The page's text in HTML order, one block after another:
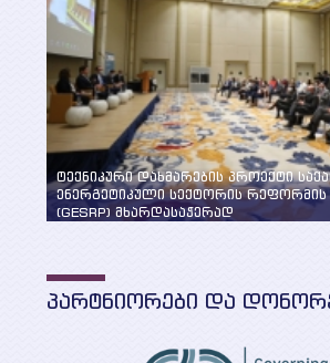
ტექნიკური დახმარების პროექტი
ენერგეტიკული სექტორის
(GESRP) მხარდასაჭერად
ᲞᲐᲠᲢᲜᲘᲝᲠᲔᲑᲘ ᲓᲐ